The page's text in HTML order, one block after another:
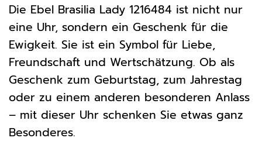
Die Ebel Brasilia Lady 1216484 ist nicht nur
eine Uhr, sondern ein Geschenk für die
Ewigkeit. Sie ist ein Symbol für Liebe,
Freundschaft und Wertschätzung. Ob als
Geschenk zum Geburtstag, zum Jahrestag
oder zu einem anderen besonderen Anlass
– mit dieser Uhr schenken Sie etwas ganz
Besonderes.